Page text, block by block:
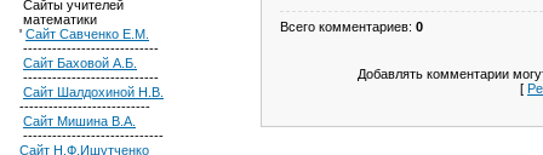
Сайты учителей
математики
' Сайт Савченко Е.М.
----------------------------
Сайт Баховой А.Б.
----------------------------
Сайт Шалдохиной Н.В.
---------------------------
Сайт Мишина В.А.
-----------------------------
Сайт Н.Ф.Ишутченко
Всего комментариев: 0
Добавлять комментарии
[